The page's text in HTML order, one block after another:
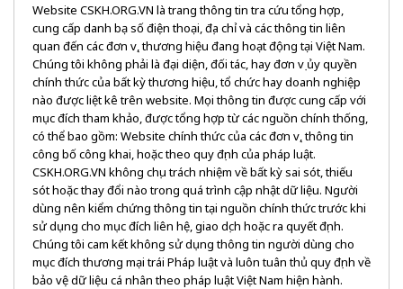
Website CSKH.ORG.VN là trang thông tin tra cứu tổng hợp,
cung cấp danh bạ số điện thoại, địa chỉ và các thông tin liên
quan đến các đơn vị, thương hiệu đang hoạt động tại Việt Nam.
Chúng tôi không phải là đại diện, đối tác, hay đơn vị ủy quyền
chính thức của bất kỳ thương hiệu, tổ chức hay doanh nghiệp
nào được liệt kê trên website. Mọi thông tin được cung cấp với
mục đích tham khảo, được tổng hợp từ các nguồn chính thống,
có thể bao gồm: Website chính thức của các đơn vị, thông tin
công bố công khai, hoặc theo quy định của pháp luật.
CSKH.ORG.VN không chịu trách nhiệm về bất kỳ sai sót, thiếu
sót hoặc thay đổi nào trong quá trình cập nhật dữ liệu. Người
dùng nên kiểm chứng thông tin tại nguồn chính thức trước khi
sử dụng cho mục đích liên hệ, giao dịch hoặc ra quyết định.
Chúng tôi cam kết không sử dụng thông tin người dùng cho
mục đích thương mại trái Pháp luật và luôn tuân thủ quy định về
bảo vệ dữ liệu cá nhân theo pháp luật Việt Nam hiện hành.